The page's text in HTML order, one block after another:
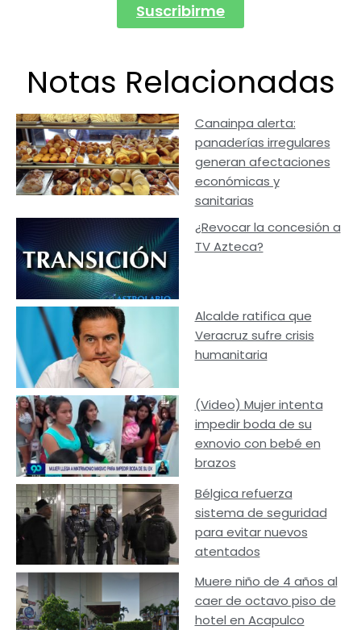
Suscribirme
Notas Relacionadas
Canainpa alerta:
panaderías irregulares
generan afectaciones
económicas y
sanitarias
¿Revocar la concesión a
TV Azteca?
Alcalde ratifica que
Veracruz sufre crisis
humanitaria
(Video) Mujer intenta
impedir boda de su
exnovio con bebé en
brazos
Bélgica refuerza
sistema de seguridad
para evitar nuevos
atentados
Muere niño de 4 años al
caer de octavo piso de
hotel en Acapulco